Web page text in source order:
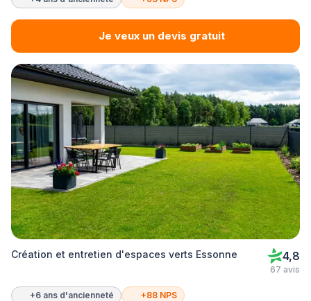
Je veux un devis gratuit
Création et entretien d'espaces verts Essonne 4,8
67 avis
+6 ans d'ancienneté +88 NPS